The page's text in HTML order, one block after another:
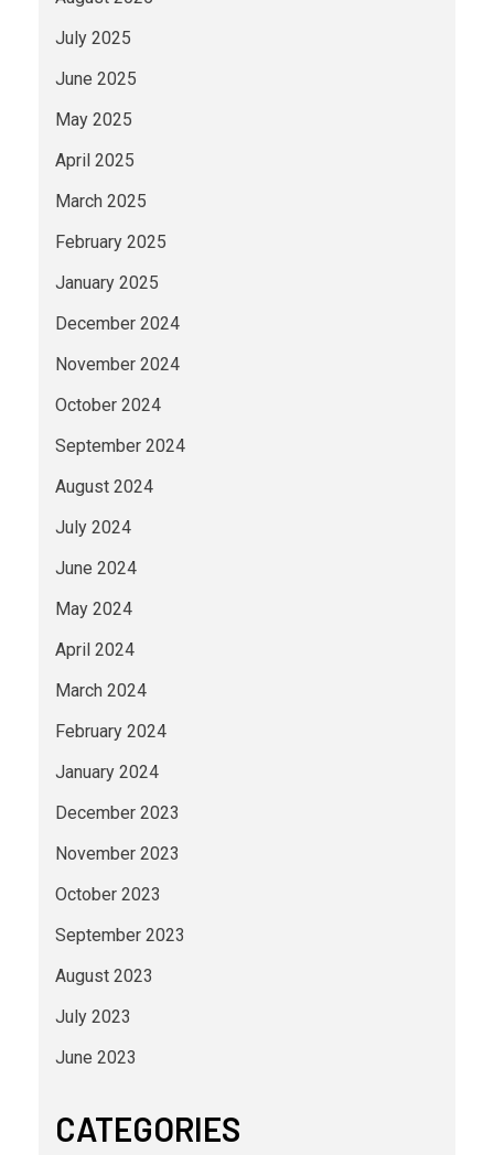
July 2025
June 2025
May 2025
April 2025
March 2025
February 2025
January 2025
December 2024
November 2024
October 2024
September 2024
August 2024
July 2024
June 2024
May 2024
April 2024
March 2024
February 2024
January 2024
December 2023
November 2023
October 2023
September 2023
August 2023
July 2023
June 2023
CATEGORIES